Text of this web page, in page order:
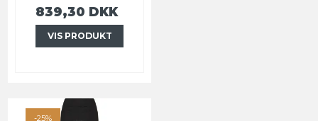
839,30 DKK
VIS PRODUKT
-25%